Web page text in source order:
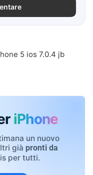
5 ios 7.0.4 jb
iPhone
un nuovo
già pronti da
per tutti.